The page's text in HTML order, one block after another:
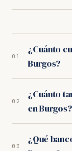
01
¿Cuánto
Burgos?
trabajan
orientados a
cuotas
02
¿Cuánto
en Burgos?
Burgos, los
03
¿Qué